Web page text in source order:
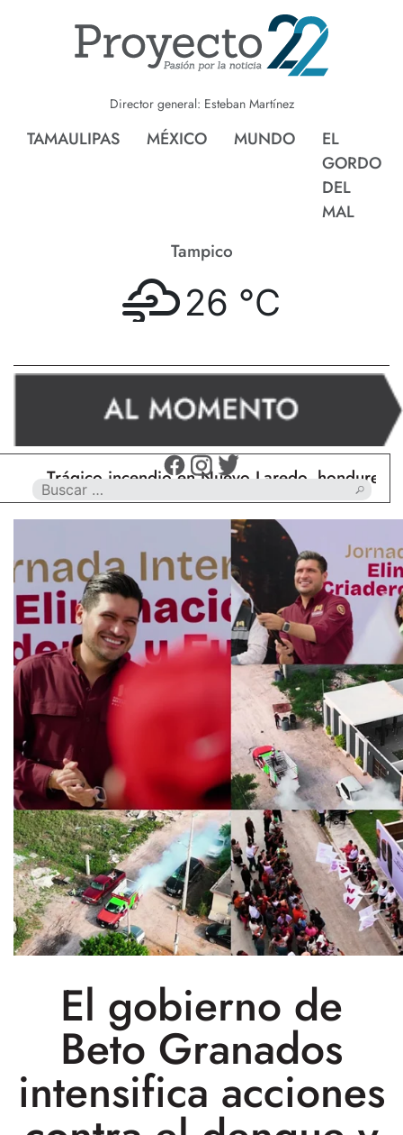
Director general: Esteban Martínez
TAMAULIPAS MÉXICO MUNDO
EL
GORDO
DEL
MAL
Tampico
26 °C
Trágico incendio en Nuevo Laredo, hondureño
El gobierno de
Beto Granados
intensifica acciones